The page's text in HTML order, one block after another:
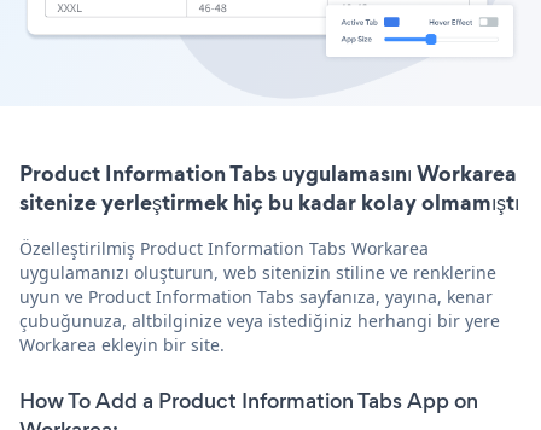
Product Information Tabs uygulamasını Workarea
sitenize yerleştirmek hiç bu kadar kolay olmamıştı
Özelleştirilmiş Product Information Tabs Workarea
uygulamanızı oluşturun, web sitenizin stiline ve renklerine
uyun ve Product Information Tabs sayfanıza, yayına, kenar
çubuğunuza, altbilginize veya istediğiniz herhangi bir yere
Workarea ekleyin bir site.
How To Add a Product Information Tabs App on